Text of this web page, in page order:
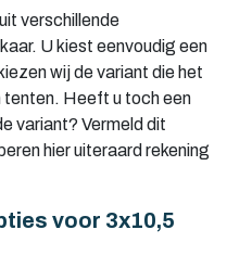
verschillende
U kiest eenvoudig een
wij de variant die het
tenten. Heeft u toch een
variant? Vermeld dit
hier uiteraard rekening
voor 3x10,5